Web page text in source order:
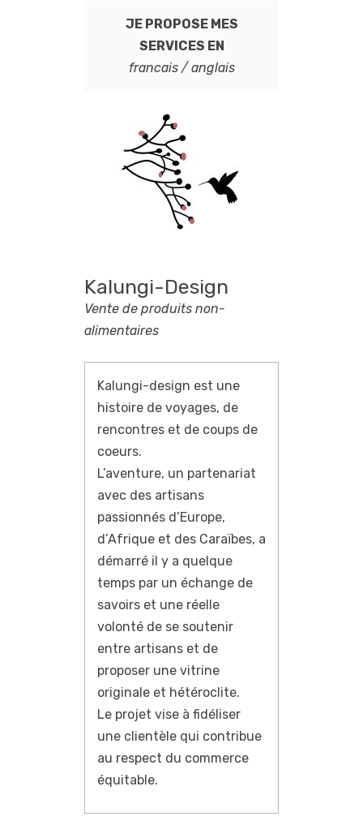
JE PROPOSE MES
SERVICES EN
francais / anglais
Kalungi-Design
Vente de produits non-
alimentaires
Kalungi-design est une
histoire de voyages, de
rencontres et de coups de
coeurs.
L’aventure, un partenariat
avec des artisans
passionnés d’Europe,
d’Afrique et des Caraïbes, a
démarré il y a quelque
temps par un échange de
savoirs et une réelle
volonté de se soutenir
entre artisans et de
proposer une vitrine
originale et hétéroclite.
Le projet vise à fidéliser
une clientèle qui contribue
au respect du commerce
équitable.